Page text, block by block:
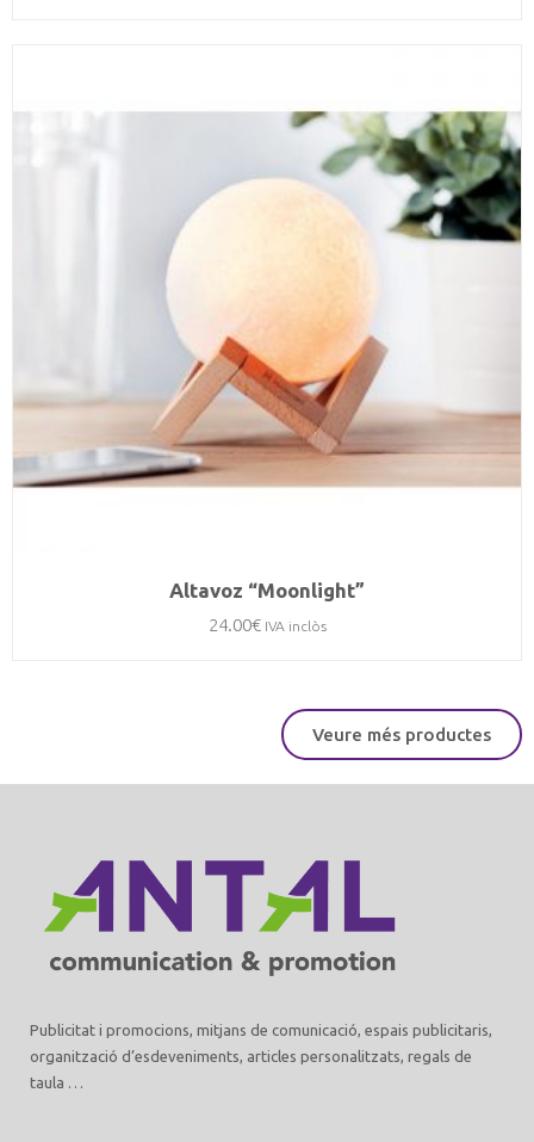
Altavoz “Moonlight”
24.00€ IVA inclòs
Veure més productes
Publicitat i promocions, mitjans de comunicació, espais publicitaris,
organització d’esdeveniments, articles personalitzats, regals de
taula …